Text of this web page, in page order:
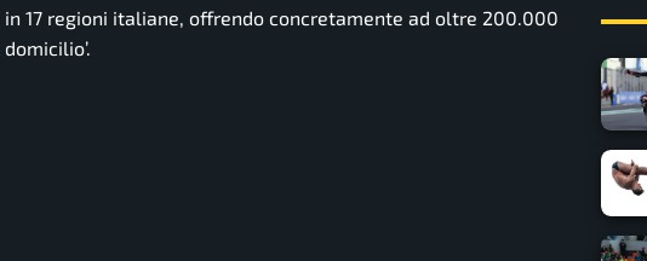
17 regioni italiane, offrendo concretamente ad oltre 200.000